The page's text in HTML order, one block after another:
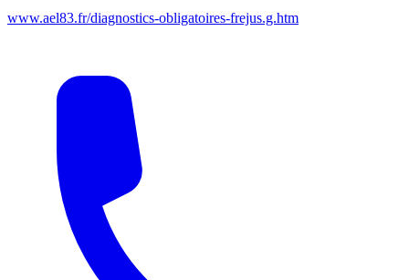
www.ael83.fr/diagnostics-obligatoires-frejus.g.htm